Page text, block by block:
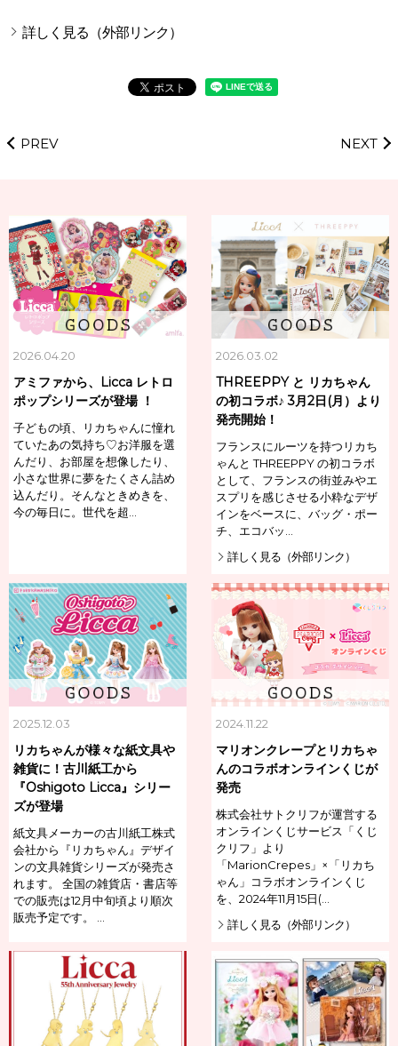
詳しく見る（外部リンク）
PREV NEXT
2026.04.20
アミファから、Licca レトロ
ポップシリーズが登場 ！
子どもの頃、リカちゃんに憧れ
ていたあの気持ち♡お洋服を選
んだり、お部屋を想像したり、
小さな世界に夢をたくさん詰め
込んだり。そんなときめきを、
今の毎日に。世代を超…
2026.03.02
THREEPPY と リカちゃん
の初コラボ♪ 3月2日(月）より
発売開始！
フランスにルーツを持つリカち
ゃんと THREEPPY の初コラボ
として、フランスの街並みやエ
スプリを感じさせる小粋なデザ
インをベースに、バッグ・ポー
チ、エコバッ…
詳しく見る（外部リンク）
2025.12.03
リカちゃんが様々な紙文具や
雑貨に！古川紙工から
『Oshigoto Licca』シリー
ズが登場
紙文具メーカーの古川紙工株式
会社から『リカちゃん』デザイ
ンの文具雑貨シリーズが発売さ
れます。 全国の雑貨店・書店等
での販売は12月中旬頃より順次
販売予定です。 …
2024.11.22
マリオンクレープとリカちゃ
んのコラボオンラインくじが
発売
株式会社サトクリフが運営する
オンラインくじサービス「くじ
クリフ」より
「MarionCrepes」×「リカち
ゃん」コラボオンラインくじ
を、2024年11月15日(…
詳しく見る（外部リンク）